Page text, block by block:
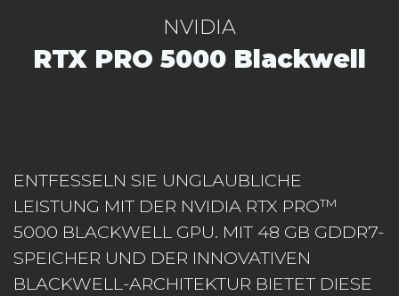
NVIDIA
RTX PRO 5000 Blackwell
ENTFESSELN SIE UNGLAUBLICHE
LEISTUNG MIT DER NVIDIA RTX PRO™
5000 BLACKWELL GPU. MIT 48 GB GDDR7-
SPEICHER UND DER INNOVATIVEN
BLACKWELL-ARCHITEKTUR BIETET DIESE